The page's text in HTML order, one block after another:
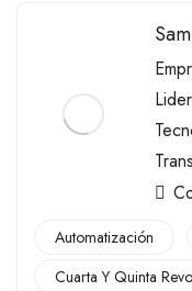
Automatización
Cuarta Y Quinta